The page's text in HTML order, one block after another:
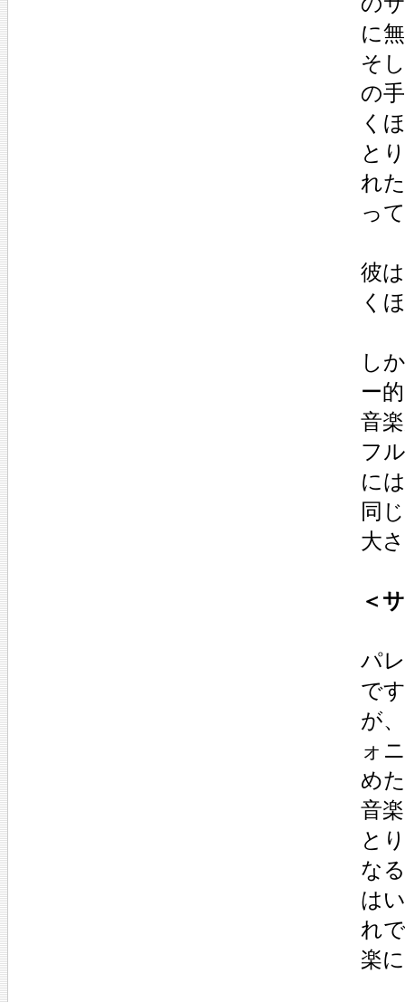
に
そ
の
く
と
れ
っ
彼
く
し
ー
音
フ
に
同
大
＜
パ
で
が
ォ
め
音
と
な
は
れ
楽